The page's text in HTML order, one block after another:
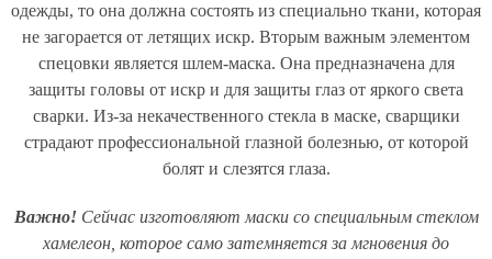
одежды, то она должна состоять из специально ткани, которая
не загорается от летящих искр. Вторым важным элементом
спецовки является шлем-маска. Она предназначена для
защиты головы от искр и для защиты глаз от яркого света
сварки. Из-за некачественного стекла в маске, сварщики
страдают профессиональной глазной болезнью, от которой
болят и слезятся глаза.
Важно!Сейчас изготовляют маски со специальным стеклом
хамелеон, которое само затемняется за мгновения до